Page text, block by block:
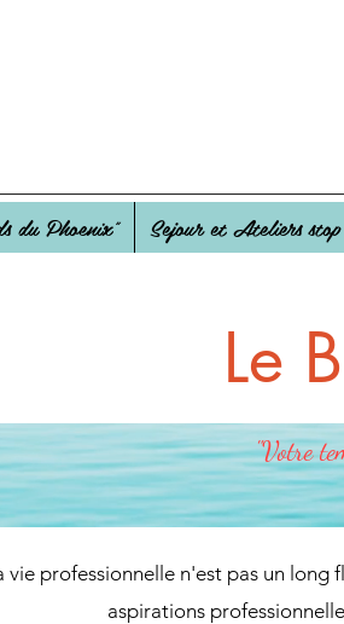
du Phoenix" Sejour et Ateliers
Le
"Votre
vie professionnelle n'est pas un long
aspirations